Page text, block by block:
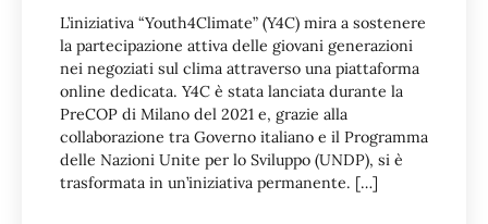
L’iniziativa “Youth4Climate” (Y4C) mira a sostenere
la partecipazione attiva delle giovani generazioni
nei negoziati sul clima attraverso una piattaforma
online dedicata. Y4C è stata lanciata durante la
PreCOP di Milano del 2021 e, grazie alla
collaborazione tra Governo italiano e il Programma
delle Nazioni Unite per lo Sviluppo (UNDP), si è
trasformata in un’iniziativa permanente. […]